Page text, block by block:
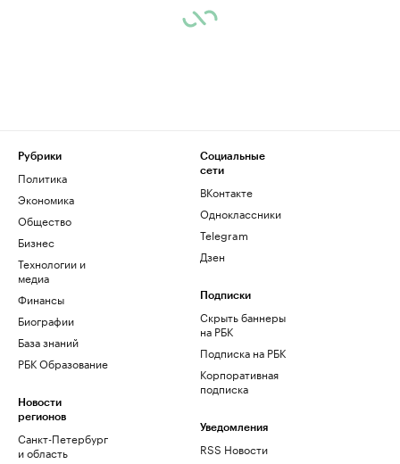
Рубрики
Политика
Экономика
Общество
Бизнес
Технологии и
медиа
Финансы
Биографии
База знаний
РБК Образование
Новости
регионов
Санкт-Петербург
и область
Социальные
сети
ВКонтакте
Одноклассники
Telegram
Дзен
Подписки
Скрыть баннеры
на РБК
Подписка на РБК
Корпоративная
подписка
Уведомления
RSS Новости